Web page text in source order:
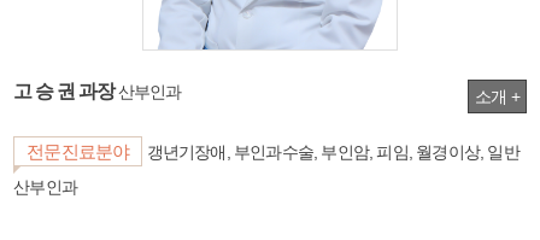
고 승 권 과장산부인과 소개 +
전문진료분야
갱년기장애, 부인과수술, 부인암, 피임, 월경이상, 일반
산부인과